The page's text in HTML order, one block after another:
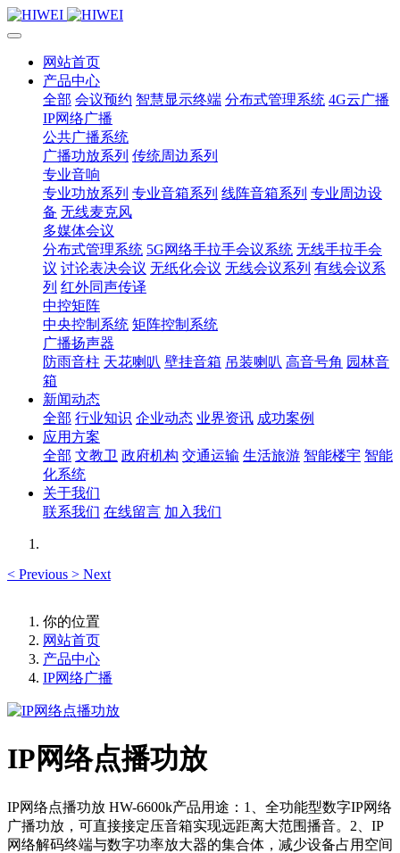
网站首页
产品中心
全部 会议预约 智慧显示终端 分布式管理系统 4G云广播
IP网络广播
公共广播系统
广播功放系列 传统周边系列
专业音响
专业功放系列 专业音箱系列 线阵音箱系列 专业周边设
备 无线麦克风
多媒体会议
分布式管理系统 5G网络手拉手会议系统 无线手拉手会
议 讨论表决会议 无纸化会议 无线会议系列 有线会议系
列 红外同声传译
中控矩阵
中央控制系统 矩阵控制系统
广播扬声器
防雨音柱 天花喇叭 壁挂音箱 吊装喇叭 高音号角 园林音
箱
新闻动态
全部 行业知识 企业动态 业界资讯 成功案例
应用方案
全部 文教卫 政府机构 交通运输 生活旅游 智能楼宇 智能
化系统
关于我们
联系我们 在线留言 加入我们
< Previous > Next
你的位置
网站首页
产品中心
IP网络广播
IP网络点播功放
IP网络点播功放 HW-6600k产品用途：1、全功能型数字IP网络
广播功放，可直接接定压音箱实现远距离大范围播音。2、IP
网络解码终端与数字功率放大器的集合体，减少设备占用空间